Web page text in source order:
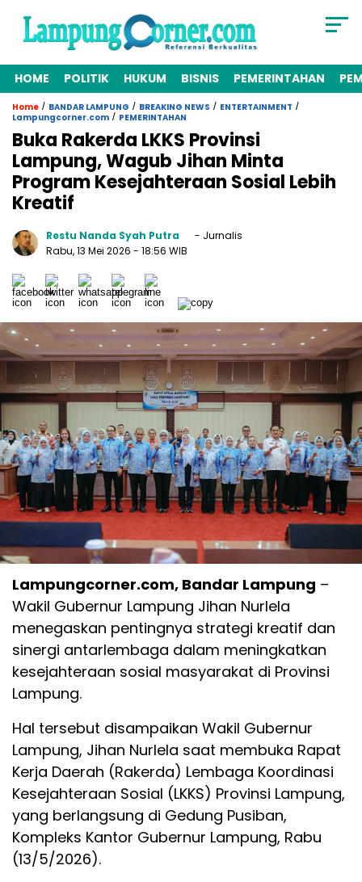
HOME POLITIK HUKUM BISNIS PEMERINTAHAN
Home / BANDAR LAMPUNG / BREAKING NEWS / ENTERTAINMENT /
Lampungcorner.com / PEMERINTAHAN
Buka Rakerda LKKS Provinsi
Lampung, Wagub Jihan Minta
Program Kesejahteraan Sosial Lebih
Kreatif
Restu Nanda Syah Putra
- Jurnalis
Rabu, 13 Mei 2026 - 18:56 WIB
Lampungcorner.com, Bandar Lampung –
Wakil Gubernur Lampung Jihan Nurlela
menegaskan pentingnya strategi kreatif dan
sinergi antarlembaga dalam meningkatkan
kesejahteraan sosial masyarakat di Provinsi
Lampung.
Hal tersebut disampaikan Wakil Gubernur
Lampung, Jihan Nurlela saat membuka Rapat
Kerja Daerah (Rakerda) Lembaga Koordinasi
Kesejahteraan Sosial (LKKS) Provinsi Lampung,
yang berlangsung di Gedung Pusiban,
Kompleks Kantor Gubernur Lampung, Rabu
(13/5/2026).